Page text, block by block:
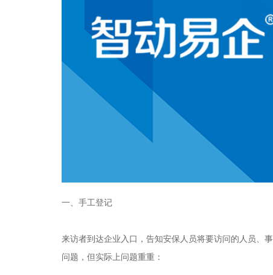
一、手工登记
来访者到达企业入口，告知安保人员将要访问的人员、
问题，但实际上问题重重：